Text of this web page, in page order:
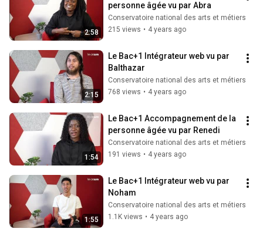
2:58
personne âgée vu par Abra
Conservatoire national des arts et métiers
215 views • 4 years ago
2:15
Le Bac+1 Intégrateur web vu par
Balthazar
Conservatoire national des arts et métiers
768 views • 4 years ago
1:54
Le Bac+1 Accompagnement de la
personne âgée vu par Renedi
Conservatoire national des arts et métiers
191 views • 4 years ago
1:55
Le Bac+1 Intégrateur web vu par
Noham
Conservatoire national des arts et métiers
1.1K views • 4 years ago